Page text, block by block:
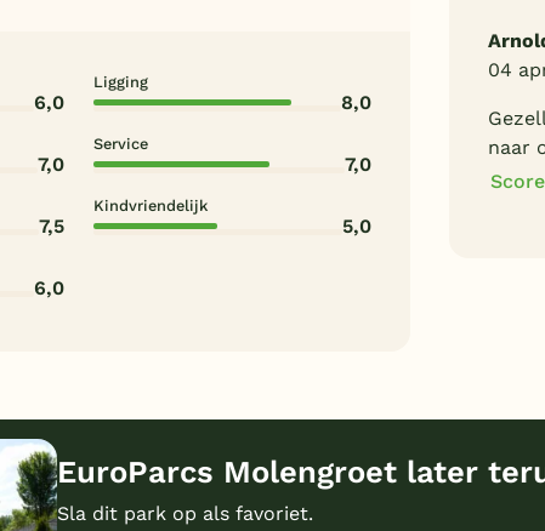
6,0
Ligging
8,0
7,0
Service
7,0
7,5
Kindvriendelijk
5,0
6,0
04
naar
EuroParcs Molengroet later
Sla dit park op als favoriet.